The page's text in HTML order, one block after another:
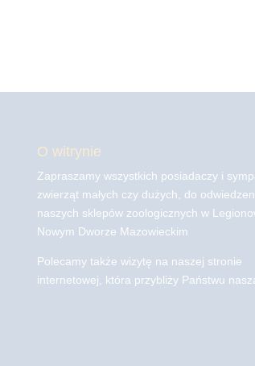
O witrynie
Zapraszamy wszystkich posiadaczy i
zwierząt małych czy dużych, do
naszych sklepów zoologicznych w
Nowym Dworze Mazowieckim
Polecamy także wizytę na naszej stronie
internetowej, która przybliży Państwu